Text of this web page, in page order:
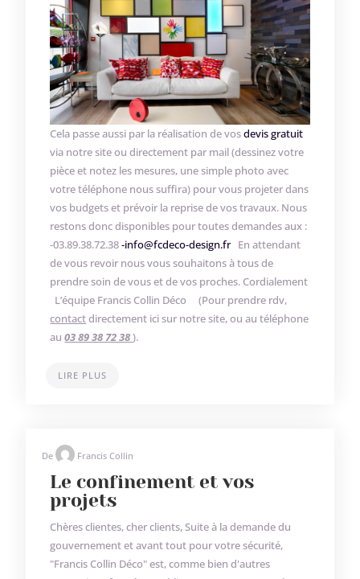
Cela passe aussi par la réalisation de vosdevis gratuit
via notre site ou directement par mail (dessinez votre
pièce et notez les mesures, une simple photo avec
votre téléphone nous suffira) pour vous projeter dans
vos budgets et prévoir la reprise de vos travaux. Nous
restons donc disponibles pour toutes demandes aux :
-03.89.38.72.38-info@fcdeco-design.frEn attendant
de vous revoir nous vous souhaitons à tous de
prendre soin de vous et de vos proches. Cordialement
L’équipe Francis Collin Déco (Pour prendre rdv,
contactdirectement ici sur notre site, ou au téléphone
au03 89 38 72 38).
LIRE PLUS
De Francis Collin
Le confinement et vos
projets
Chères clientes, cher clients, Suite à la demande du
gouvernement et avant tout pour votre sécurité,
"Francis Collin Déco" est, comme bien d'autres